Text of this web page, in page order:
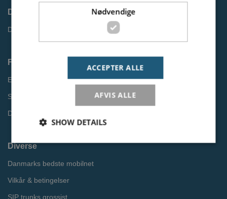
Driftsinformation
Driftsstatus
Find information
EU Roaming
Softphone til pc og mobil
Databeskyttelsespolitik
Diverse
Danmarks bedste mobilnet
Vilkår & betingelser
SIP trunks grossist
Nødvendige
ACCEPTER ALLE
AFVIS ALLE
SHOW DETAILS
Nødvendige cookies er dem der bruges af siden til at